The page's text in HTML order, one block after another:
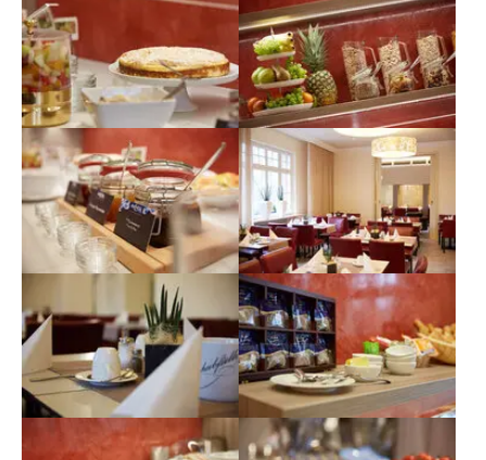
Show larger version for: Show larger version for:
Show larger version for: Show larger version for:
Show larger version for: Show larger version for: